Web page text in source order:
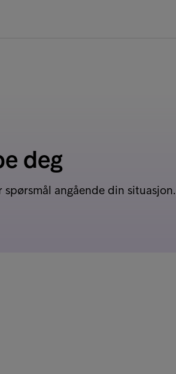
deg
spørsmål angående din situasjon.